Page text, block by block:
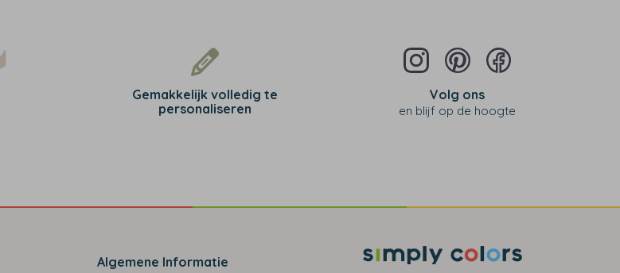
Gemakkelijk volledig te
personaliseren
Volg ons
en blijf op de hoogte
Algemene Informatie